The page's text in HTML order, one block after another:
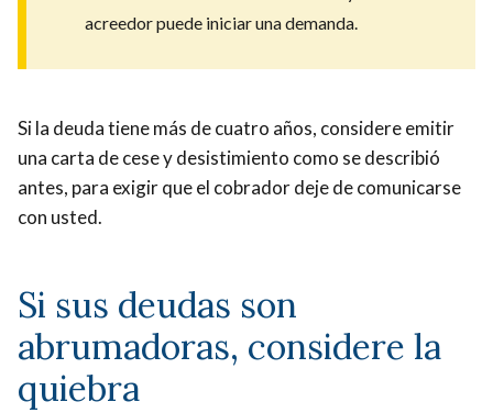
acreedor puede iniciar una demanda.
Si la deuda tiene más de cuatro años, considere emitir
una carta de cese y desistimiento como se describió
antes, para exigir que el cobrador deje de comunicarse
con usted.
Si sus deudas son
abrumadoras, considere la
quiebra